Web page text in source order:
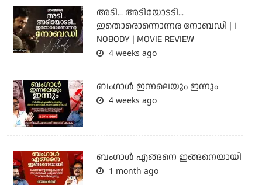
അടി... അടിയോടടി...
ഇതൊരൊന്നൊന്നര നോബഡി | I
NOBODY | MOVIE REVIEW
4 weeks ago
ബംഗാള്‍ ഇന്നലെയും ഇന്നും
4 weeks ago
ബം​ഗാൾ എങ്ങനെ ഇങ്ങനെയായി
1 month ago